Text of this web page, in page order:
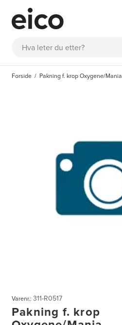
Søk
Forside Pakning f. krop Oxygene/Mania
Varenr.: 311-R0517
Pakning f. krop